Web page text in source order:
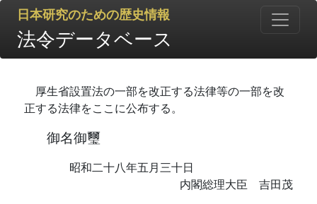
日本研究のための歴史情報
法令データベース
厚生省設置法の一部を改正する法律等の一部を改
正する法律をここに公布する。
御名御璽
昭和二十八年五月三十日
内閣総理大臣 吉田茂